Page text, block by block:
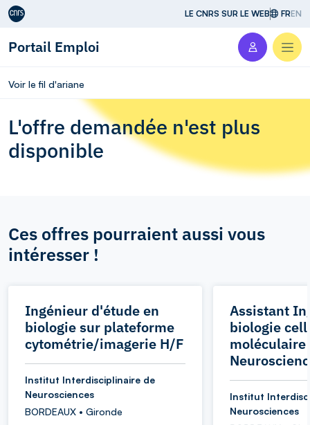
Aller au contenu LE CNRS SUR LE WEB FREN
Portail Emploi
Voir le fil d'ariane
L'offre demandée n'est plus
disponible
Ces offres pourraient aussi vous
intéresser !
Ingénieur d'étude en
biologie sur plateforme
cytométrie/imagerie H/F
Institut Interdisciplinaire de
Neurosciences
BORDEAUX • Gironde
Assistant
biologie
moléculaire
Institut
Neurosciences